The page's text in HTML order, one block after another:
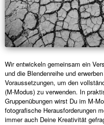
Wir entwickeln gemeinsam ein
und die Blendenreihe und
Voraussetzungen, um den
(M-Modus) zu verwenden. In
Gruppenübungen wirst Du im M-
fotografische Herausforderungen
immer auch Deine Kreativität